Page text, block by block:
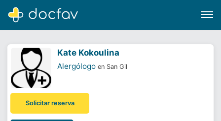
Software para clínicas
Kate Kokoulina
Alergólogo en San Gil
Solicitar reserva